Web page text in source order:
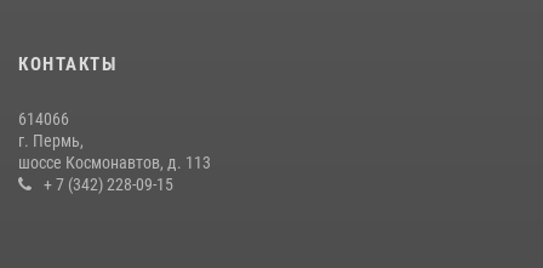
КОНТАКТЫ
614066
г. Пермь,
шоссе Космонавтов, д. 113
+ 7 (342) 228-09-15